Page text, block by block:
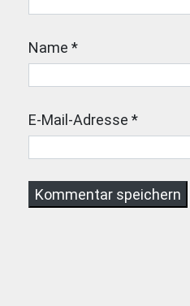
Name *
E-Mail-Adresse *